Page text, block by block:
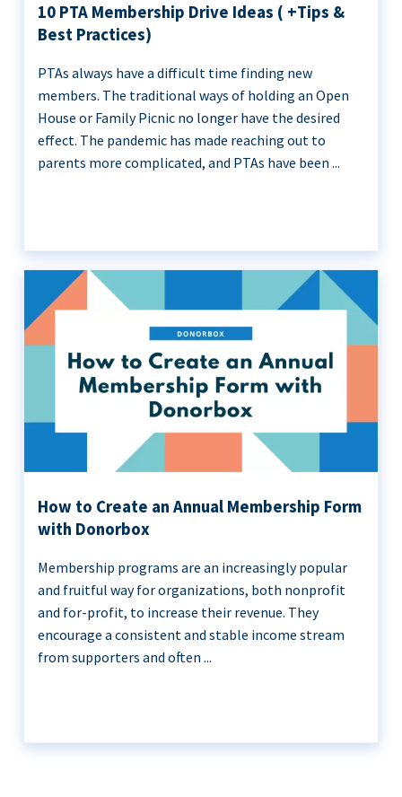
10 PTA Membership Drive Ideas ( +Tips &
Best Practices)
PTAs always have a difficult time finding new
members. The traditional ways of holding an Open
House or Family Picnic no longer have the desired
effect. The pandemic has made reaching out to
parents more complicated, and PTAs have been ...
How to Create an Annual Membership Form
with Donorbox
Membership programs are an increasingly popular
and fruitful way for organizations, both nonprofit
and for-profit, to increase their revenue. They
encourage a consistent and stable income stream
from supporters and often ...